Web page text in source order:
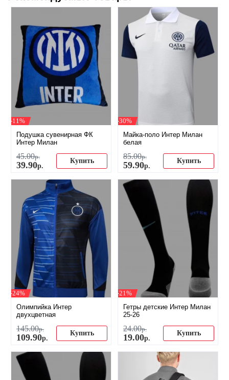
-11%
Подушка сувенирная ФК
Интер Милан
45.00р.
39.90р.
Купить
-30%
Майка-поло Интер Милан
белая
85.00р.
59.90р.
Купить
-24%
Олимпийка Интер
двухцветная
145.00р.
109.90р.
Купить
-21%
Гетры детские Интер Милан
25-26
24.00р.
19.00р.
Купить